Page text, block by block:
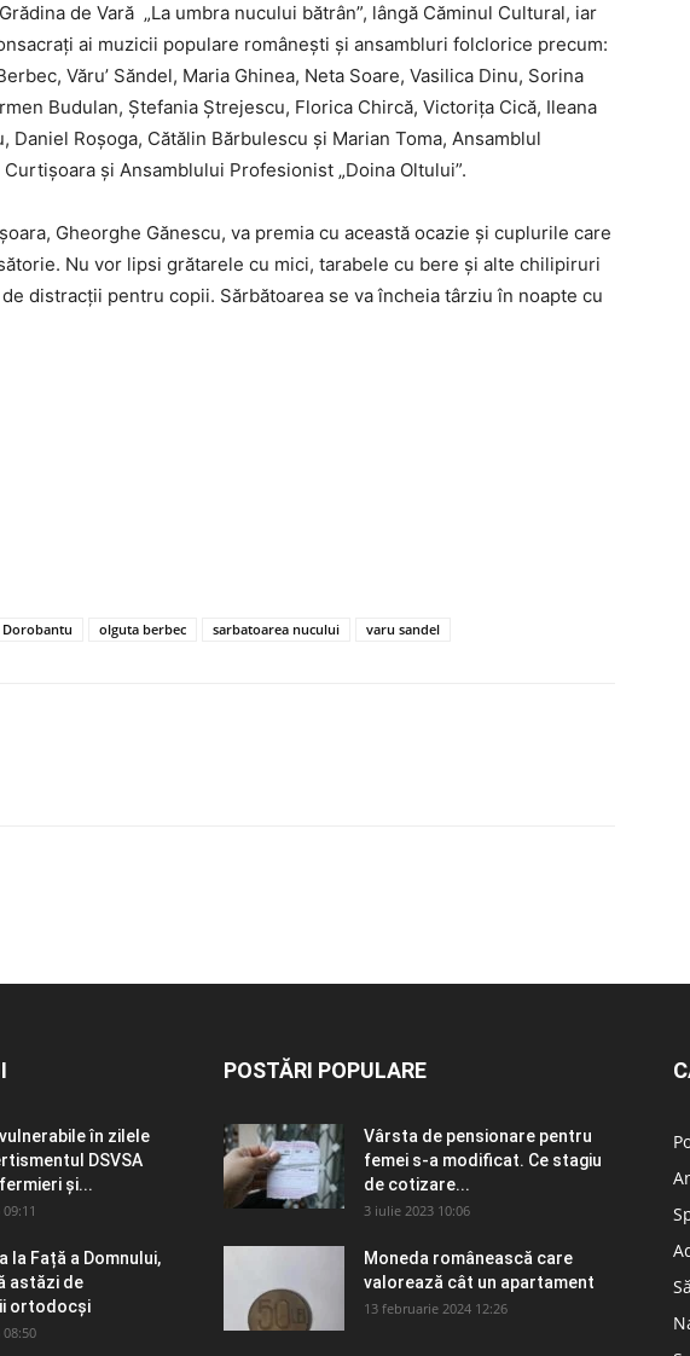
de Vară „La umbra nucului bătrân”, lângă Căminul Cultural, iar
ai muzicii populare româneşti şi ansambluri folclorice precum:
Văru’ Săndel, Maria Ghinea, Neta Soare, Vasilica Dinu, Sorina
Budulan, Ștefania Ștrejescu, Florica Chircă, Victorița Cică, Ileana
Daniel Roșoga, Cătălin Bărbulescu și Marian Toma, Ansamblul
și Ansamblului Profesionist „Doina Oltului”.
Gheorghe Gănescu, va premia cu această ocazie și cuplurile care
Nu vor lipsi grătarele cu mici, tarabele cu bere şi alte chilipiruri
distracţii pentru copii. Sărbătoarea se va încheia târziu în noapte cu
Dorobantu olguta berbec sarbatoarea nucului varu sandel
în zilele
DSVSA
și...
la Față a Domnului,
astăzi de
ortodocși
POSTĂRI POPULARE
Vârsta de pensionare pentru
femei s-a modificat. Ce stagiu
de cotizare...
3 iulie 2023 10:06
Moneda românească care
valorează cât un apartament
13 februarie 2024 12:26